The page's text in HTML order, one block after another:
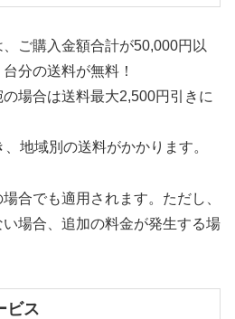
、ご購入金額合計が50,000円以
分の送料が無料！
場合は送料最大2,500円引きに
地域別の送料がかかります。
合でも適用されます。ただし、
場合、追加の料金が発生する場
ビス